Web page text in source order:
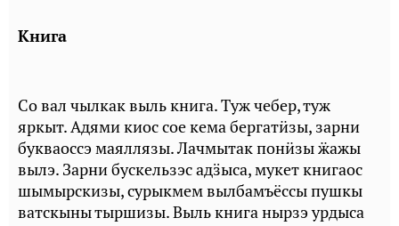
Книга
Со вал чылкак выль книга. Туж чебер, туж
яркыт. Адями киос сое кема бергатӥзы, зарни
букваоссэ маяллязы. Лачмытак понӥзы ӝажы
вылэ. Зарни бускельзэс адӟыса, мукет книгаос
шымырскизы, сурыкмем вылбамъёссы пушкы
ватскыны тыршизы. Выль книга нырзэ урдыса